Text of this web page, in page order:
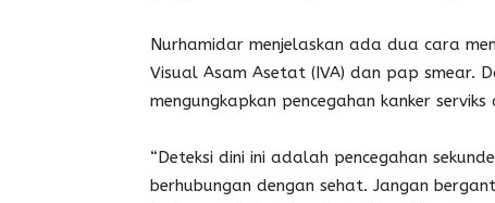
Nurhamidar menjelaskan ada dua cara
Visual Asam Asetat (IVA) dan pap smear.
mengungkapkan pencegahan kanker
“Deteksi dini ini adalah pencegahan
berhubungan dengan sehat. Jangan